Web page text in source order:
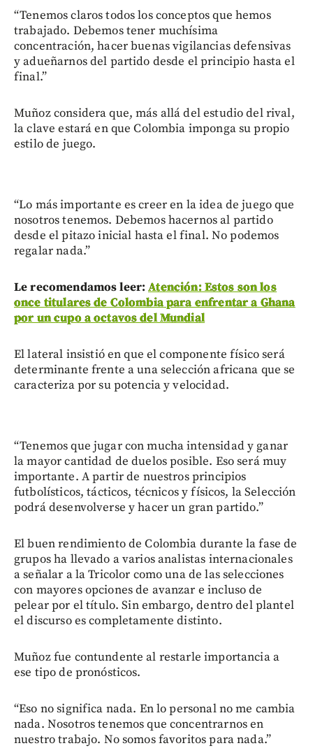
“Tenemos claros todos los conceptos que hemos
trabajado. Debemos tener muchísima
concentración, hacer buenas vigilancias defensivas
y adueñarnos del partido desde el principio hasta el
final.”
Muñoz considera que, más allá del estudio del rival,
la clave estará en que Colombia imponga su propio
estilo de juego.
“Lo más importante es creer en la idea de juego que
nosotros tenemos. Debemos hacernos al partido
desde el pitazo inicial hasta el final. No podemos
regalar nada.”
Le recomendamos leer:Atención: Estos son los
once titulares de Colombia para enfrentar a Ghana
por un cupo a octavos del Mundial
El lateral insistió en que el componente físico será
determinante frente a una selección africana que se
caracteriza por su potencia y velocidad.
“Tenemos que jugar con mucha intensidad y ganar
la mayor cantidad de duelos posible. Eso será muy
importante. A partir de nuestros principios
futbolísticos, tácticos, técnicos y físicos, la Selección
podrá desenvolverse y hacer un gran partido.”
El buen rendimiento de Colombia durante la fase de
grupos ha llevado a varios analistas internacionales
a señalar a la Tricolor como una de las selecciones
con mayores opciones de avanzar e incluso de
pelear por el título. Sin embargo, dentro del plantel
el discurso es completamente distinto.
Muñoz fue contundente al restarle importancia a
ese tipo de pronósticos.
“Eso no significa nada. En lo personal no me cambia
nada. Nosotros tenemos que concentrarnos en
nuestro trabajo. No somos favoritos para nada.”